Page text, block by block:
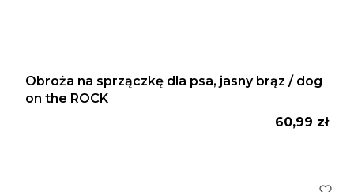
Obroża na sprzączkę dla psa, jasny brąz / dog
on the ROCK
Cena
60,99 zł